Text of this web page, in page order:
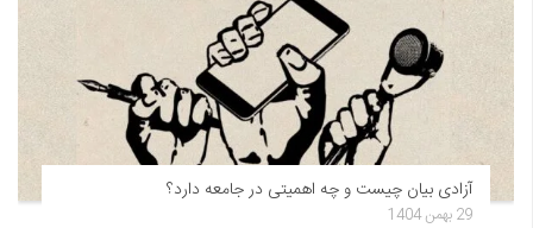
آزادی بیان چیست و چه اهمیتی در جامعه دارد؟
29 بهمن 1404